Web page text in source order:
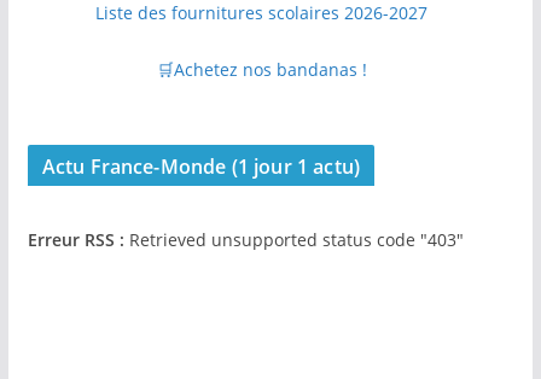
Liste des fournitures scolaires 2026-2027
🛒Achetez nos bandanas !
Actu France-Monde (1 jour 1 actu)
Erreur RSS : Retrieved unsupported status code "403"